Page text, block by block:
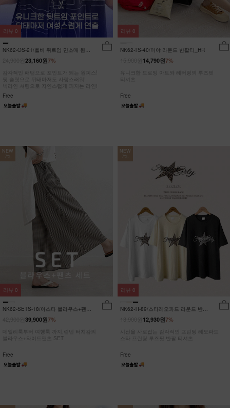
NK62-OS-21/벨비 뒤트임 민소매 원피
7%
23,160원
감각적인 패턴으로 포인트가 되는 원피스!
뒷 슬릿으로 뒤태마저도 사랑스러워!
넥라인 셔링으로 자연스럽게 퍼지는 라인!
Free
리뷰 0
NK62-TS-40/미야 라운드 반팔티_HR
7%
14,790원
유니크한 드로잉 아트와 레터링의 루즈핏
티셔츠
Free
리뷰 0
NEW
7%
NK62-SETS-18/아스타 블라우스+팬츠
7%
39,900원
데일리룩부터 여행룩 까지,린넨 터치감의
블라우스+와이드팬츠 SET
Free
리뷰 0
NEW
7%
NK62-TI-89/스타레오파드 라운드 반팔
7%
12,930원
시선을 사로잡는 감각적인 프린팅 레오파드
스타 프린팅 루즈핏 반팔 티셔츠
Free
리뷰 0